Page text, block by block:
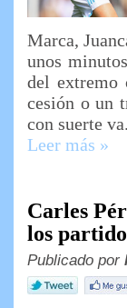
Marca,
unos
del extremo
cesión o un
con suerte
Leer más »
Carles
los
Publicado por